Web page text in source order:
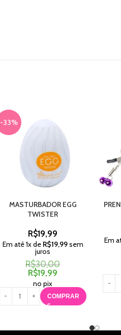
-33%
MASTURBADOR EGG
TWISTER
R$19,99
Em até1x de R$19,99sem
juros
R$30,00
R$19,99
no pix
COMPRAR
Em